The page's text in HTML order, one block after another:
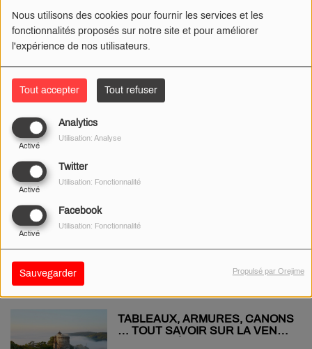
Nous utilisons des cookies pour fournir les services et les
fonctionnalités proposés sur notre site et pour améliorer
l'expérience de nos utilisateurs.
Tout accepter Tout refuser
Analytics
Activé
Utilisation: Analyse
Twitter
Activé
Utilisation: Fonctionnalité
Facebook
Activé
Utilisation: Fonctionnalité
Sauvegarder Propulsé par Orejime
VOUS POUVEZ ASSISTER AUX
ENTRAÎNEMENTS DU BOURGES
VUE APRÈS LA MORT D’UN
CHER, LOIRET, NIÈVRE : LES
PATRIMOINE
TABLEAUX, ARMURES, CANONS
… TOUT SAVOIR SUR LA VENTE